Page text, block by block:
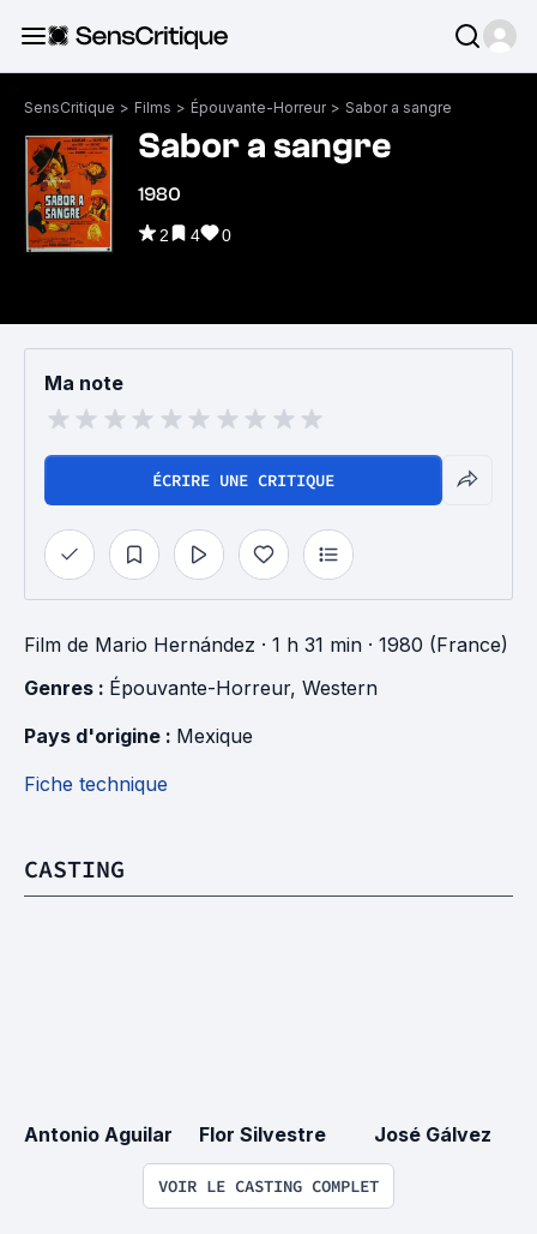
SensCritique > Films > Épouvante-Horreur > Sabor a sangre
Sabor a sangre
1980
2 4 0
Ma note
ÉCRIRE UNE CRITIQUE
Film de Mario Hernández · 1 h 31 min · 1980 (France)
Genres : Épouvante-Horreur, Western
Pays d'origine : Mexique
Fiche technique
CASTING
Antonio Aguilar Flor Silvestre José Gálvez
VOIR LE CASTING COMPLET